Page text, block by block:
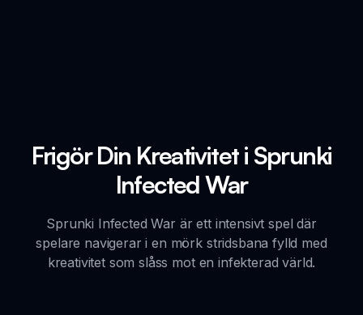
Frigör Din Kreativitet i Sprunki
Infected War
Sprunki Infected War är ett intensivt spel där
spelare navigerar i en mörk stridsbana fylld med
kreativitet som slåss mot en infekterad värld.